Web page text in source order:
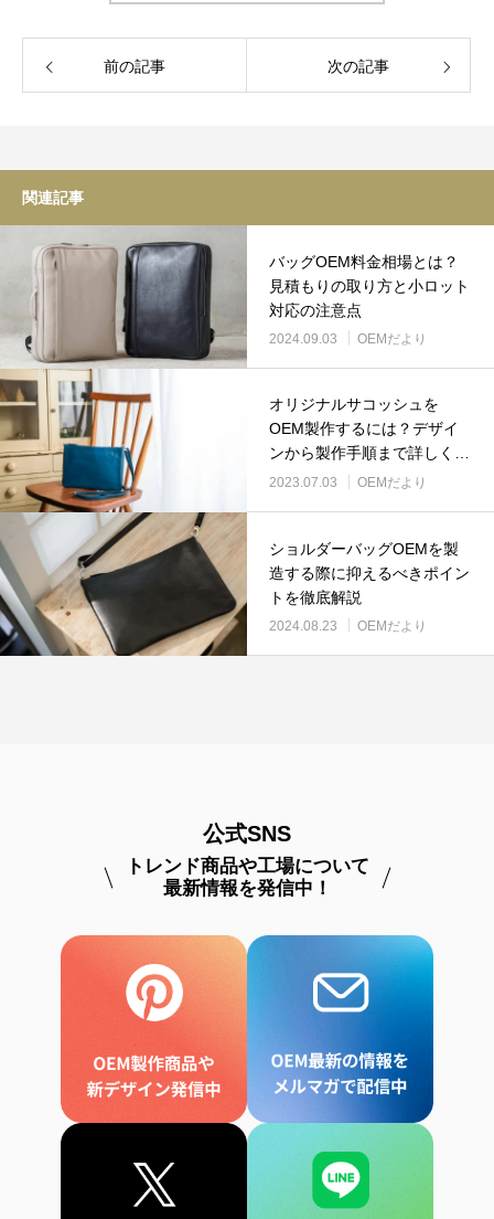
前の記事 次の記事
関連記事
バッグOEM料金相場とは？
見積もりの取り方と小ロット
対応の注意点
2024.09.03 OEMだより
オリジナルサコッシュを
OEM製作するには？デザイ
ンから製作手順まで詳しく解
説！
2023.07.03 OEMだより
ショルダーバッグOEMを製
造する際に抑えるべきポイン
トを徹底解説
2024.08.23 OEMだより
公式SNS
トレンド商品や工場について
最新情報を発信中！